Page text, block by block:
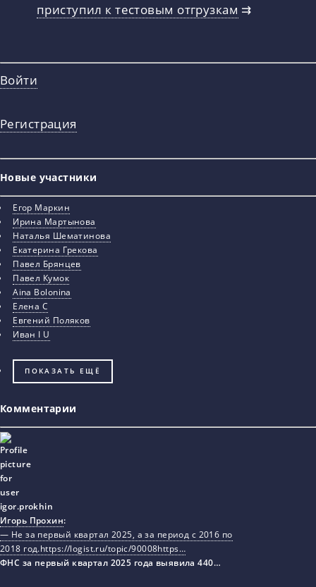
приступил к тестовым отгрузкам ⇉
Войти
Регистрация
Новые участники
Егор Маркин
Ирина Мартынова
Наталья Шематинова
Екатерина Грекова
Павел Брянцев
Павел Кумок
Aina Bolonina
Елена С
Евгений Поляков
Иван I U
ПОКАЗАТЬ ЕЩЁ
Комментарии
Игорь Прохин:
— Не за первый квартал 2025, а за период с 2016 по
2018 год.https://logist.ru/topic/90008https…
ФНС за первый квартал 2025 года выявила 440…